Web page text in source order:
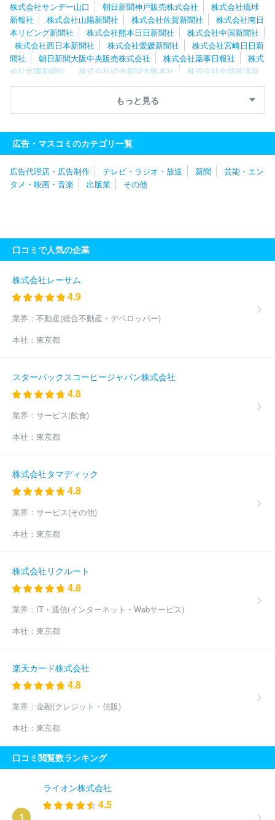
株式会社サンデー山口 朝日新聞神戸販売株式会社
株式会社琉球
新報社
株式会社山陽新聞社 株式会社佐賀新聞社
株式会社南日
本リビング新聞社
株式会社熊本日日新聞社
株式会社中国新聞社
株式会社西日本新聞社
株式会社愛媛新聞社
株式会社宮崎日日新
聞社
朝日新聞大阪中央販売株式会社 株式会社薬事日報社
株式
会社北國新聞社
株式会社読売新聞大阪本社
株式会社中部経済新
聞社
株式会社伊勢新聞社 株式会社夕刊三重新聞社
株式会社Ｊ
株式会社アサヒ・ファミリー・ニュース社
式会社
株式会社北海道通信社 株式会社北海道建設新聞社
株式
会社北海道新聞社
株式会社福島建設工業新聞社
奥日報社
株式会社日本教育新聞社 株式会社上毛新聞社
株式会
社桐生タイムス社
株式会社群馬経済新聞社
新聞社
株式会社毎日新聞社 株式会社神奈川中央新聞社
株式会
社保険毎日新聞社
株式会社日本食糧新聞社
社
株式会社メディアクリエイト
三和プランニングセンター株式
会社
株式会社食品新聞社
町管理
株式会社報知新聞社
株式会社ＪＲ東日本ステーションリテイリング
社
株式会社京急ステーションサービス
株
株式会社日本経済新聞社
日刊自動車新聞社
株式会社日本工業新聞社
株式会社朝日学生新
新聞社
株式会社日刊工業新聞社 研究出版株式会社
元出版
株式会社上越タイムス社
株式
会社医療タイムス社
福島民友新聞株式会社
聞社
四国新聞販売株式会社 株式会社ユース
有限会社富士ニュ
ース社
株式会社新聞展望社
作センター
株式会社レッツ
圏販売株式会社
ほか(281件)
もっと見る
広告・マスコミのカテゴリ一覧
広告代理店・広告制作 テレビ・ラジオ・放送 新聞
芸能・エン
タメ・映画・音楽
出版業 その他
口コミで人気の企業
株式会社レーサム
4.9
業界： 不動産(総合不動産・デベロッパー)
本社： 東京都
スターバックスコーヒージャパン株式会社
4.8
業界： サービス(飲食)
本社： 東京都
株式会社タマディック
4.8
業界： サービス(その他)
本社： 東京都
株式会社リクルート
4.8
業界： IT・通信(インターネット・Webサービス)
本社： 東京都
楽天カード株式会社
4.8
業界： 金融(クレジット・信販)
本社： 東京都
口コミ閲覧数ランキング
1
ライオン株式会社
4.5